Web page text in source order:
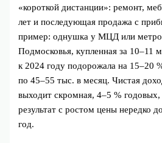
«короткой дистанции»: ремонт,
лет и последующая продажа с
пример: однушка у МЦД или метро
Подмосковья, купленная за 10–11
к 2024 году подорожала на 15–20
по 45–55 тыс. в месяц. Чистая
выходит скромная, 4–5 %
результат с ростом цены нередко
год.